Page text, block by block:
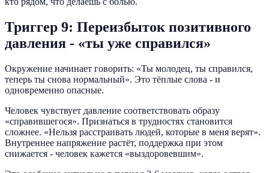
Триггер 9: Переизбыток позитивного
давления - «ты уже справился»
Окружение начинает говорить: «Ты молодец, ты справился,
теперь ты снова нормальный». Это тёплые слова - и
одновременно опасные.
Человек чувствует давление соответствовать образу
«справившегося». Признаться в трудностях становится
сложнее. «Нельзя расстраивать людей, которые в меня верят».
Внутреннее напряжение растёт, поддержка при этом
снижается - человек кажется «выздоровевшим».